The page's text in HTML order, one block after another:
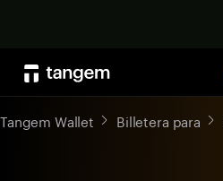
Tangem Wallet Billetera para